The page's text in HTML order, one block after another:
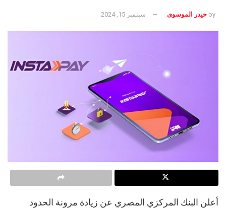
by حيدر الموسوى سبتمبر 15, 2024
أعلن البنك المركزي المصري عن زيادة مرونة الحدود